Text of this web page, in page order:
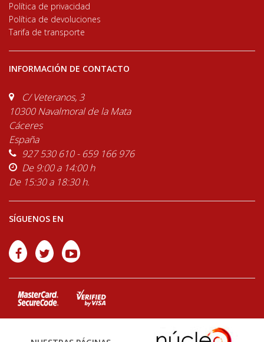
Política de privacidad
Política de devoluciones
Tarifa de transporte
INFORMACIÓN DE CONTACTO
C/ Veteranos, 3
10300 Navalmoral de la Mata
Cáceres
España
927 530 610 - 659 166 976
De 9:00 a 14:00 h
De 15:30 a 18:30 h.
SÍGUENOS EN